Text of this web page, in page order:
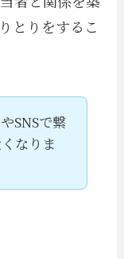
とりをするこ
SNSで繋
なりま